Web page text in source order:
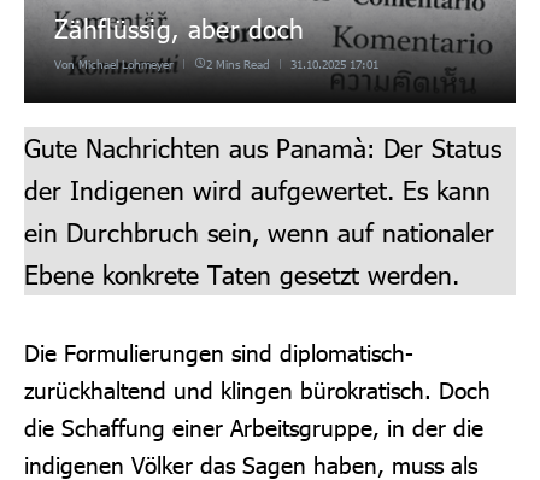
Zähflüssig, aber doch
VonMichael Lohmeyer 2 Mins Read 31.10.2025 17:01
Gute Nachrichten aus Panamà: Der Status
der Indigenen wird aufgewertet. Es kann
ein Durchbruch sein, wenn auf nationaler
Ebene konkrete Taten gesetzt werden.
Die Formulierungen sind diplomatisch-
zurückhaltend und klingen bürokratisch. Doch
die Schaffung einer Arbeitsgruppe, in der die
indigenen Völker das Sagen haben, muss als